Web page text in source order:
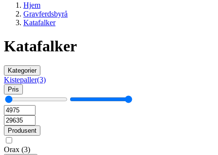
Hjem
Gravferdsbyrå
Katafalker
Katafalker
Kategorier
Kistepaller(3)
Pris
Produsent
Orax (3)